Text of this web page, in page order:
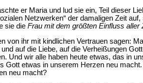
er Maria und lud sie ein, Teil dieser
Netzwerken“ der damaligen Zeit
sie die Frau mit dem größten Einfluss aller
von ihr mit kindlichen Vertrauen sagen:
und auf die Liebe, auf die Verheißungen
Und wir alle haben heute etwas, das in
Gott etwas in unserem Herzen neu
neu macht?